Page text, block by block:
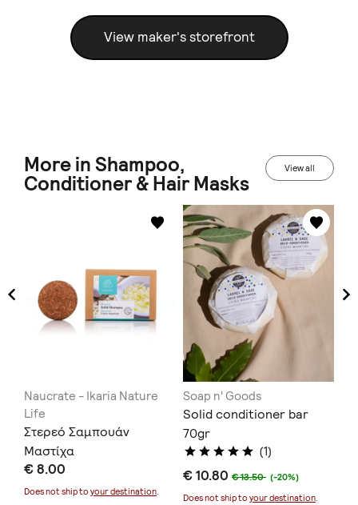
View maker's storefront
More in Shampoo,
Conditioner & Hair Masks
View all
Naucrate - Ikaria Nature
Life
Στερεό Σαμπουάν
Μαστίχα
€ 8.00
Does not ship to your destination.
Soap n' Goods
Solid conditioner bar
70gr
(1)
€ 10.80 € 13.50 (-20%)
Does not ship to your destination.